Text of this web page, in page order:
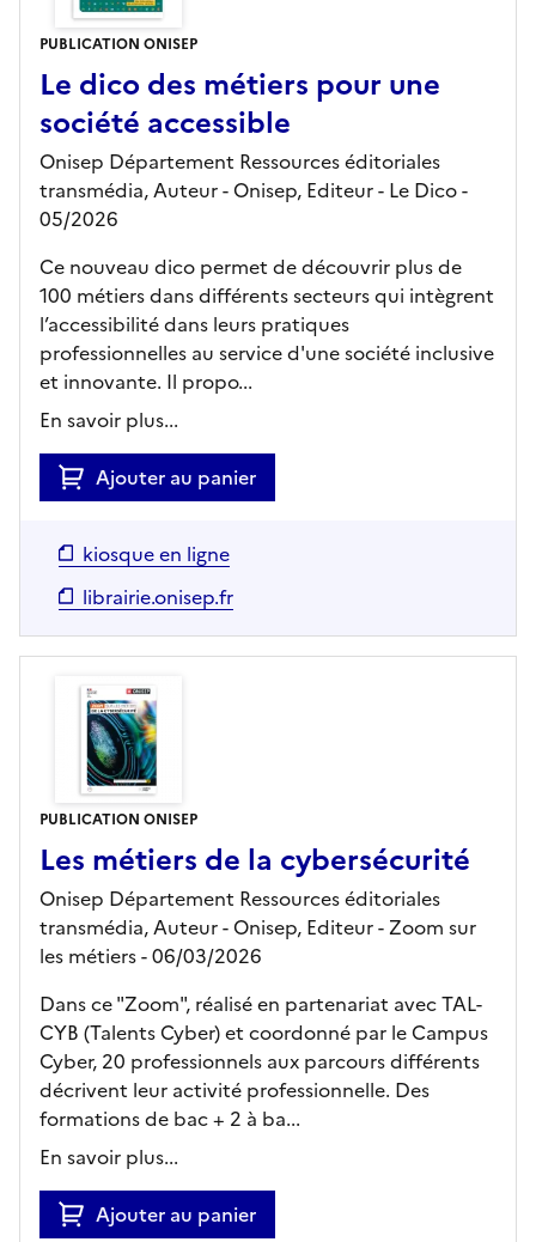
PUBLICATION ONISEP
Le dico des métiers pour une
société accessible
Onisep Département Ressources éditoriales
transmédia, Auteur - Onisep, Editeur- Le Dico-
05/2026
Ce nouveau dico permet de découvrir plus de
100 métiers dans différents secteurs qui intègrent
l’accessibilité dans leurs pratiques
professionnelles au service d'une société inclusive
et innovante. Il propo...
En savoir plus...
Ajouter au panier
kiosque en ligne
librairie.onisep.fr
PUBLICATION ONISEP
Les métiers de la cybersécurité
Onisep Département Ressources éditoriales
transmédia, Auteur - Onisep, Editeur- Zoom sur
les métiers- 06/03/2026
Dans ce "Zoom", réalisé en partenariat avec TAL-
CYB (Talents Cyber) et coordonné par le Campus
Cyber, 20 professionnels aux parcours différents
décrivent leur activité professionnelle. Des
formations de bac + 2 à ba...
En savoir plus...
Ajouter au panier